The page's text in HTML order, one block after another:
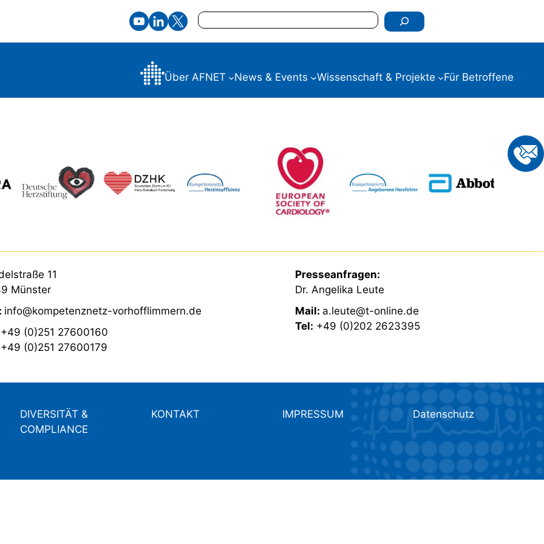
Suchen
Über AFNET News & Events Wissenschaft & Projekte Für Betroffene
11
Münster
info@kompetenznetz-vorhofflimmern.de
+49 (0)251 27600160
+49 (0)251 27600179
Presseanfragen:
Dr. Angelika Leute
Mail: a.leute@t-online.de
Tel: +49 (0)202 2623395
DIVERSITÄT &
COMPLIANCE
KONTAKT IMPRESSUM Datenschutz